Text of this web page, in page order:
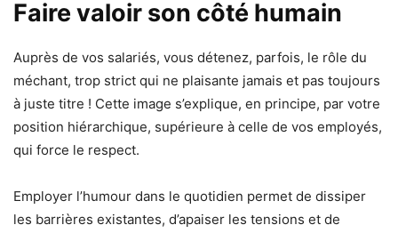
Faire valoir son côté humain
Auprès de vos salariés, vous détenez, parfois, le rôle du
méchant, trop strict qui ne plaisante jamais et pas toujours
à juste titre ! Cette image s’explique, en principe, par votre
position hiérarchique, supérieure à celle de vos employés,
qui force le respect.
Employer l’humour dans le quotidien permet de dissiper
les barrières existantes, d’apaiser les tensions et de